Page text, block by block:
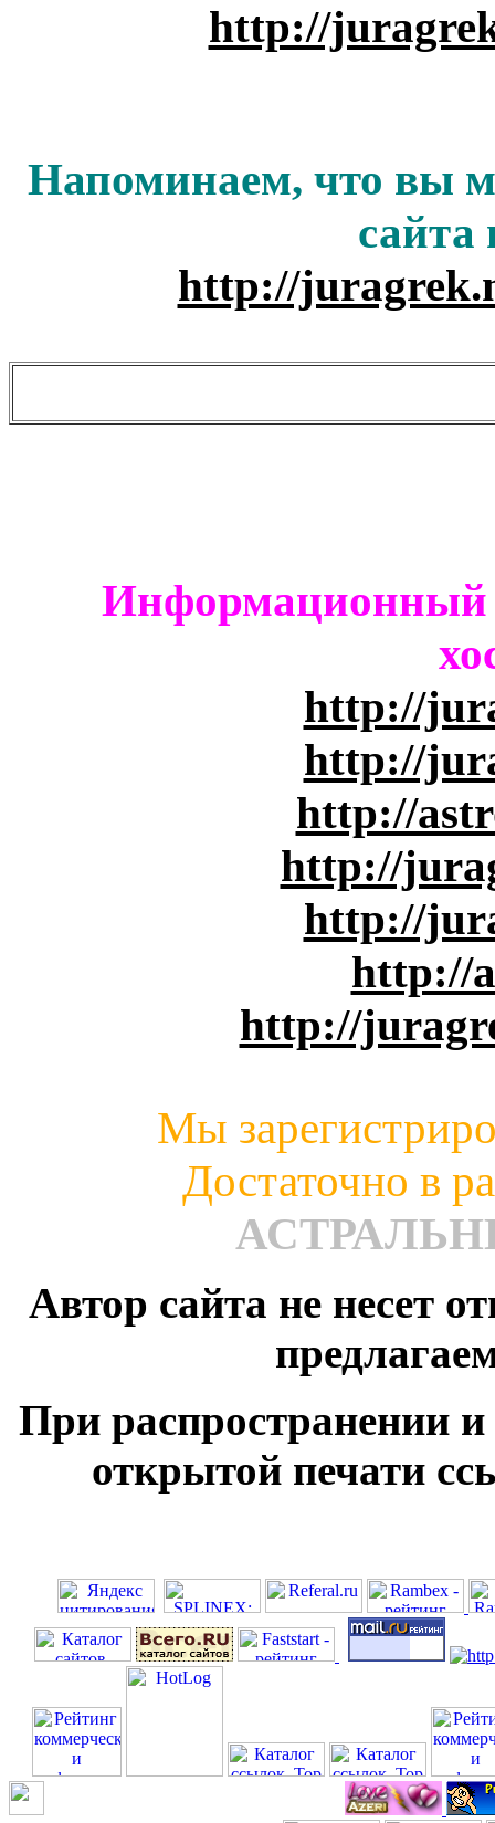
http://
Напоминаем, что вы
сайта
http://
Информационный
http://
http://
http://
http://
http://
http://
http://
Мы
Достаточно в
Автор сайта не несет
При распространении
открытой печати